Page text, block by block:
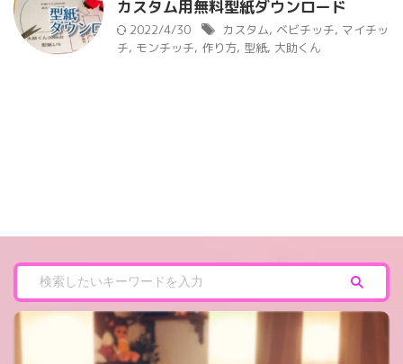
カスタム用無料型紙ダウンロード
2022/4/30 カスタム, ベビチッチ, マイチッ
チ, モンチッチ, 作り方, 型紙, 大助くん